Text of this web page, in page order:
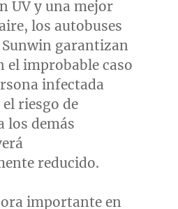
UV y una mejor
los autobuses
Sunwin garantizan
el improbable caso
infectada
riesgo de
los demás
reducido.
importante en